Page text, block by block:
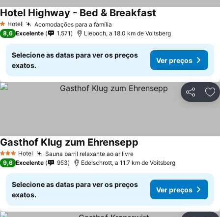
1 Estrelas
Hotel Acomodações para a família
Hotel Highway - Bed & Breakfast
8,6 Excelente 1.571 Lieboch, a 18.0 km de Voitsberg
Selecione as datas para ver os preços
exatos.
Ver preços
Partilhar
3 EstrelasHotel Sauna barril relaxante ao ar livre
Gasthof Klug zum Ehrensepp
9,6 Excelente 953 Edelschrott, a 11.7 km de Voitsberg
Selecione as datas para ver os preços
exatos.
Ver preços